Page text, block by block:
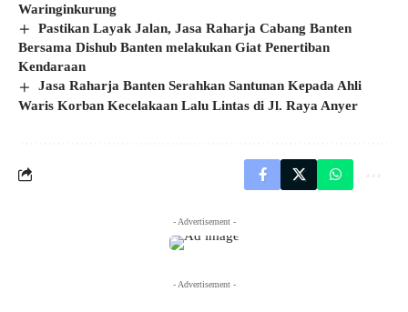
Waringinkurung
Pastikan Layak Jalan, Jasa Raharja Cabang Banten
Bersama Dishub Banten melakukan Giat Penertiban
Kendaraan
Jasa Raharja Banten Serahkan Santunan Kepada Ahli
Waris Korban Kecelakaan Lalu Lintas di Jl. Raya Anyer
- Advertisement -
- Advertisement -